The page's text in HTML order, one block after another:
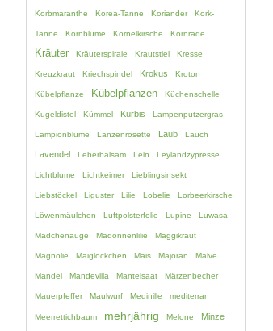
Korbmaranthe Korea-Tanne Koriander Kork-
Tanne Kornblume Kornelkirsche Kornrade
Kräuter Kräuterspirale Krautstiel Kresse
Kreuzkraut Kriechspindel Krokus Kroton
Kübelpflanze Kübelpflanzen Küchenschelle
Kugeldistel Kümmel Kürbis Lampenputzergras
Lampionblume Lanzenrosette Laub Lauch
Lavendel Leberbalsam Lein Leylandzypresse
Lichtblume Lichtkeimer Lieblingsinsekt
Liebstöckel Liguster Lilie Lobelie Lorbeerkirsche
Löwenmäulchen Luftpolsterfolie Lupine Luwasa
Mädchenauge Madonnenlilie Maggikraut
Magnolie Maiglöckchen Mais Majoran Malve
Mandel Mandevilla Mantelsaat Märzenbecher
Mauerpfeffer Maulwurf Medinille mediterran
Meerrettichbaum mehrjährig Melone Minze